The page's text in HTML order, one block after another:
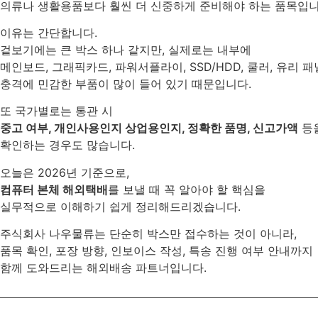
의류나 생활용품보다 훨씬 더 신중하게 준비해야 하는 품목입
이유는 간단합니다.
겉보기에는 큰 박스 하나 같지만, 실제로는 내부에
메인보드, 그래픽카드, 파워서플라이, SSD/HDD, 쿨러, 유리 패
충격에 민감한 부품이 많이 들어 있기 때문입니다.
또 국가별로는 통관 시
중고 여부, 개인사용인지 상업용인지, 정확한 품명, 신고가액 등
확인하는 경우도 많습니다.
오늘은 2026년 기준으로,
컴퓨터 본체 해외택배를 보낼 때 꼭 알아야 할 핵심을
실무적으로 이해하기 쉽게 정리해드리겠습니다.
주식회사 나우물류는 단순히 박스만 접수하는 것이 아니라,
품목 확인, 포장 방향, 인보이스 작성, 특송 진행 여부 안내까지
함께 도와드리는 해외배송 파트너입니다.